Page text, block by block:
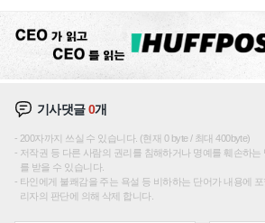
기사댓글0개
200자까지 쓰실 수 있습니다. (현재 0 byte / 최대 400byte)
저작권 등 다른 사람의 권리를 침해하거나 명예를 훼손하는
를 받을 수 있습니다.
타인에게 불쾌감을 주는 욕설 등 비하하는 단어가 내용에
리자의 판단에 의해 삭제 합니다.